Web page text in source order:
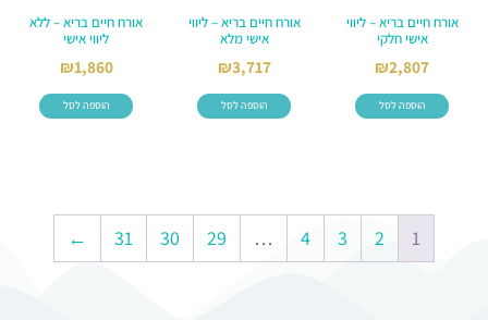
אורח חיים בריא – ליווי
אישי חלקי
₪2,807
הוספה לסל
אורח חיים בריא – ליווי
אישי מלא
₪3,717
הוספה לסל
אורח חיים בריא – ללא
ליווי אישי
₪1,860
הוספה לסל
1
2
3
4
…
29
30
31
←